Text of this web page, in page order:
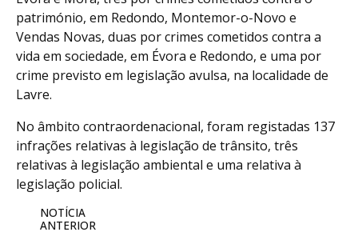
património, em Redondo, Montemor-o-Novo e
Vendas Novas, duas por crimes cometidos contra a
vida em sociedade, em Évora e Redondo, e uma por
crime previsto em legislação avulsa, na localidade de
Lavre.
No âmbito contraordenacional, foram registadas 137
infrações relativas à legislação de trânsito, três
relativas à legislação ambiental e uma relativa à
legislação policial.
NOTÍCIA
ANTERIOR